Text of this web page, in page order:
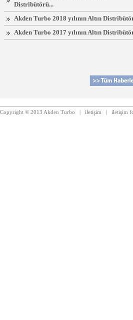
Distribütörü...
Akden Turbo 2018 yılının Altın
Akden Turbo 2017 yılının Altın
Copyright © 2013 Akden Turbo | iletişim | iletişim